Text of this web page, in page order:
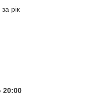
рік
20:00